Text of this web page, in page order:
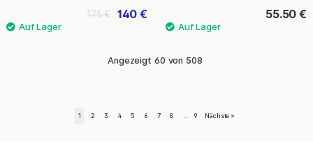
140 €
175 € 55.50 €
Angezeigt 60 von 508
1 2 3 4 5 6 7 8 9 Nächste »